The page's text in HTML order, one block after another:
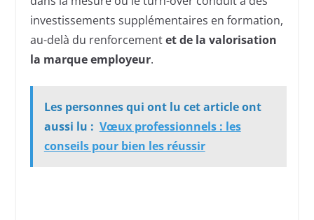
investissements supplémentaires en formation,
au-delà du renforcementet de la valorisation
la marque employeur.
Les personnes qui ont lu cet article ont
aussi lu : Vœux professionnels : les
conseils pour bien les réussir